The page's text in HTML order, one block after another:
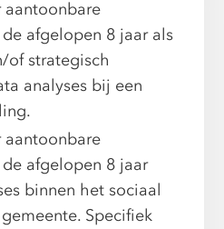
afgelopen 8 jaar als
of strategisch
analyses bij een
afgelopen 8 jaar
binnen het sociaal
Specifiek